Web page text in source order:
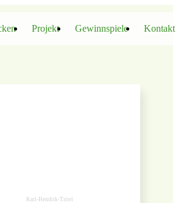
Projekt Gewinnspiele Kontakt
Karl-Hendrik-Tittel